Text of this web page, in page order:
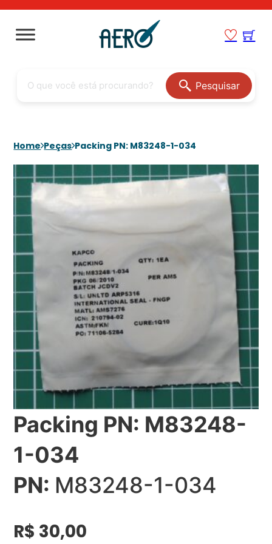
Pesquisar
Home Peças Packing PN: M83248-1-034
Packing PN: M83248-
1-034
PN: M83248-1-034
R$ 30,00